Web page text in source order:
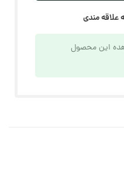
علاقه مندی
این محصول